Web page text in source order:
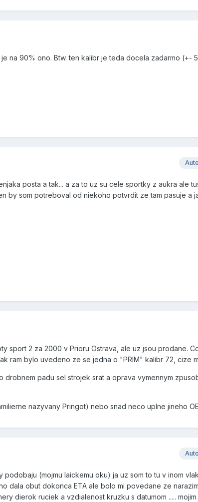
na 90% ono. Btw. ten kalibr je teda docela zadarmo (+-
posta a tak... a za to uz su cele sportky z aukra ale
by som potreboval od niekoho potvrdit ze tam pasuje a
sport 2 za 2000 v Prioru Ostrava, ale uz jsou prodane.
ram bylo uvedeno ze se jedna o "PRIM" kalibr 72, cize
drobnem padu sel strojek srat a oprava vymennym
nazyvany Pringot) nebo snad neco uplne jineho
(mojmu laickemu oku) ja uz som to tu v inom
dala obut dokonca ETA ale bolo mi povedane ze
dierok ruciek a vzdialenost kruzku s datumom .....